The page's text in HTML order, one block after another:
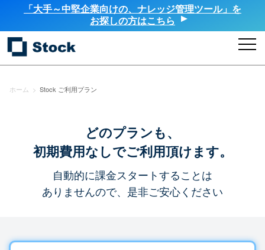
「大手～中堅企業向けの、ナレッジ管理ツール」を
お探しの方はこちら
ホーム > Stock ご利用プラン
どのプランも、
初期費用なしでご利用頂けます。
自動的に課金スタートすることは
ありませんので、是非ご安心ください